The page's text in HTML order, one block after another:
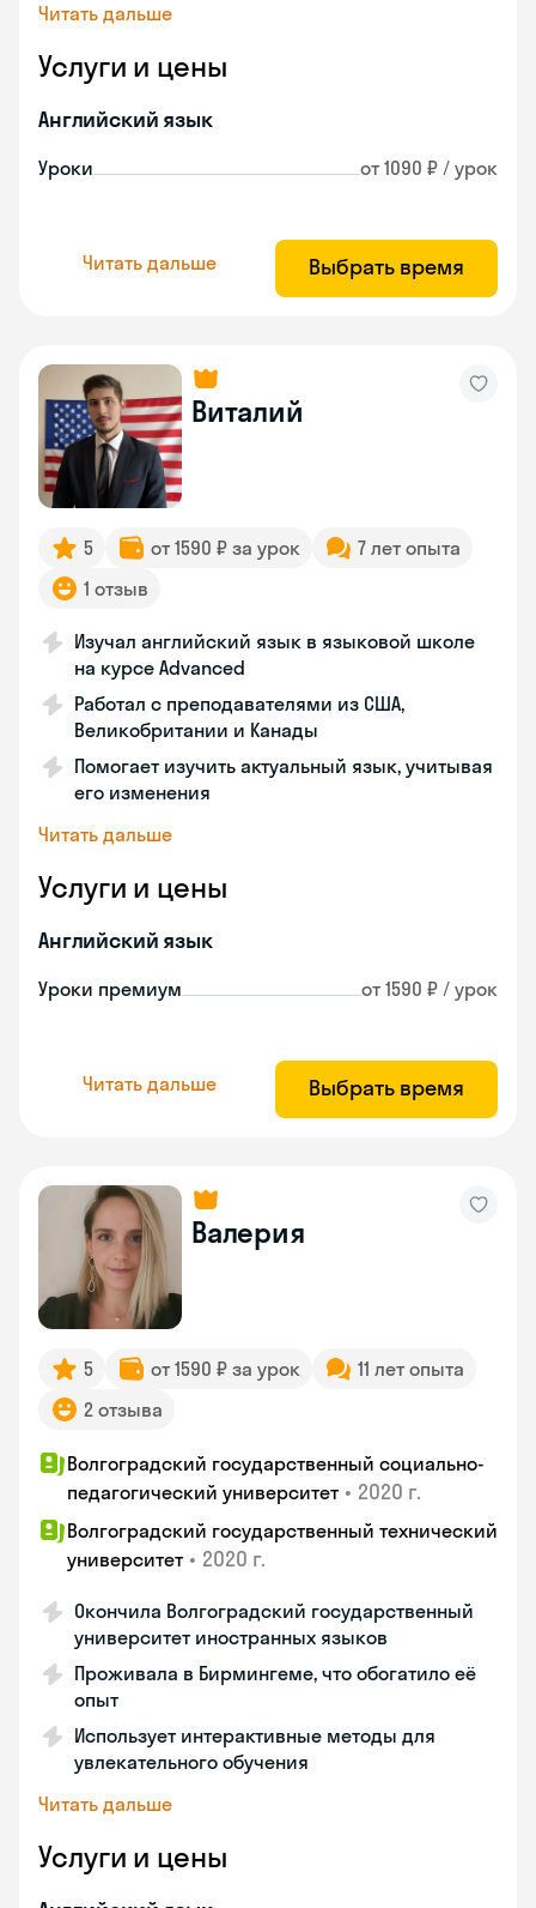
Читать дальше
Услуги и цены
Английский язык
Уроки от 1090 ₽ / урок
Читать дальше Выбрать время
Виталий
5 от 1590 ₽ за урок
7 лет опыта
1 отзыв
Изучал английский язык в языковой школе
на курсе Advanced
Работал с преподавателями из США,
Великобритании и Канады
Помогает изучить актуальный язык, учитывая
его изменения
Читать дальше
Услуги и цены
Английский язык
Уроки премиум от 1590 ₽ / урок
Читать дальше Выбрать время
Валерия
5 от 1590 ₽ за урок
11 лет опыта
2 отзыва
Волгоградский государственный социально-
педагогический университет • 2020 г.
Волгоградский государственный технический
университет • 2020 г.
Окончила Волгоградский государственный
университет иностранных языков
Проживала в Бирмингеме, что обогатило её
опыт
Использует интерактивные методы для
увлекательного обучения
Читать дальше
Услуги и цены